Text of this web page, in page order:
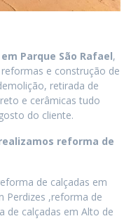
em Parque São Rafael,
e construção de
retirada de
e cerâmicas tudo
do cliente.
reforma de
de calçadas em
Perdizes ,reforma de
de calçadas em Alto de